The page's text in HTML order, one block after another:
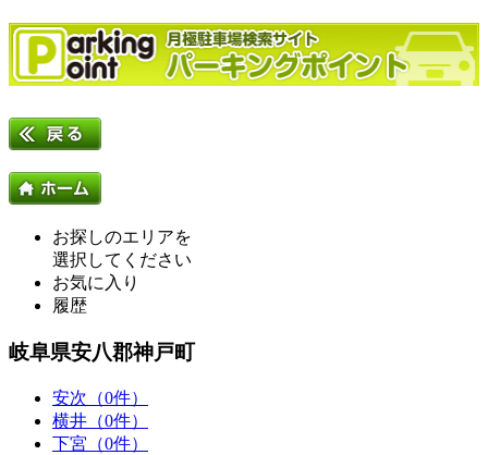
お探しのエリアを
選択してください
お気に入り
履歴
岐阜県安八郡神戸町
安次（0件）
横井（0件）
下宮（0件）